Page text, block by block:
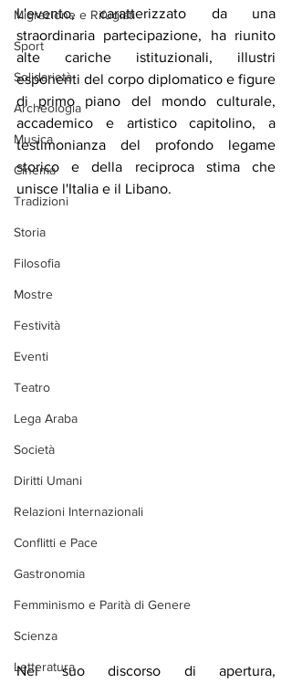
Migrazione e Rifugiati
Sport
Solidarietà
Archeologia
Musica
Cinema
Tradizioni
Storia
Filosofia
Mostre
Festività
Eventi
Teatro
Lega Araba
Società
Diritti Umani
Relazioni Internazionali
Conflitti e Pace
Gastronomia
Femminismo e Parità di Genere
Scienza
Letteratura
L'evento, caratterizzato da una
straordinaria partecipazione, ha riunito
alte cariche istituzionali, illustri
esponenti del corpo diplomatico e figure
di primo piano del mondo culturale,
accademico e artistico capitolino, a
testimonianza del profondo legame
storico e della reciproca stima che
unisce l'Italia e il Libano.
Nel suo discorso di apertura,